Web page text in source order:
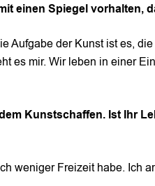
einen Spiegel vorhalten,
Aufgabe der Kunst ist es,
es mir. Wir leben in einer
Kunstschaffen. Ist Ihr
weniger Freizeit habe. Ich